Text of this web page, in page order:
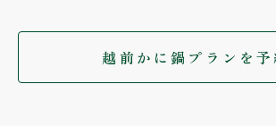
越前かに鍋プランを予